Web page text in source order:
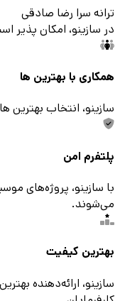
ترانه سرا رضا صادقی
در سازینو، امکان پذیر
همکاری با بهترین ها
سازینو، انتخاب
پلتفرم امن
با سازینو، پروژه‌های
می‌شوند.
بهترین کیفیت
سازینو، ارائه‌دهنده